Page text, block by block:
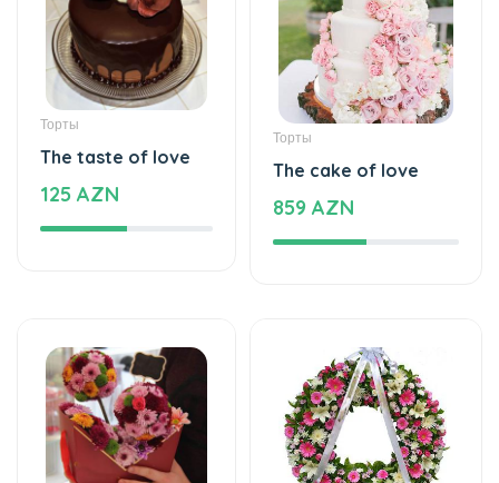
Торты
The taste of love
125 AZN
Торты
The cake of love
859 AZN